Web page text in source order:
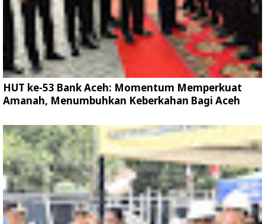
HUT ke-53 Bank Aceh: Momentum Memperkuat
Amanah, Menumbuhkan Keberkahan Bagi Aceh